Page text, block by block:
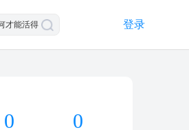
登录
0 0